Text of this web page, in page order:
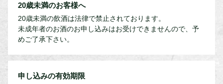
20歳未満のお客様へ
20歳未満の飲酒は法律で禁止されております。
未成年者のお酒のお申し込みはお受けできませんので、予
めご了承下さい。
申し込みの有効期限